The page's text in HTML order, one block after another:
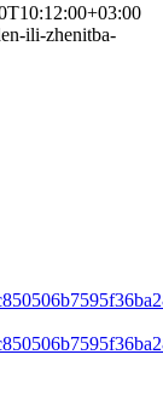
ili-zhenitba-